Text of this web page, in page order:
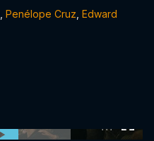
Penélope Cruz Edward